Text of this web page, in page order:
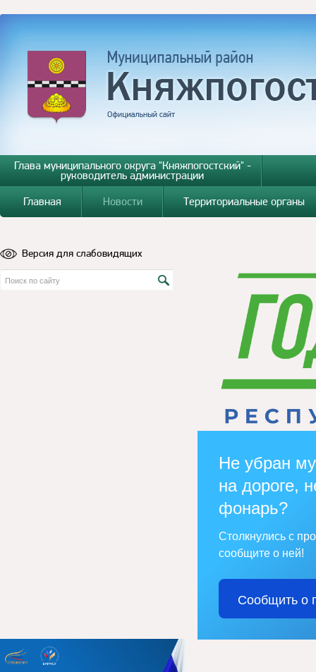
Глава муниципального округа "Княжпогостский" -
руководитель администрации
Главная
Новости Территориальные органы
Версия для слабовидящих
Не убран
на дороге,
фонарь?
Столкнулись с
сообщите о ней!
Сообщить о